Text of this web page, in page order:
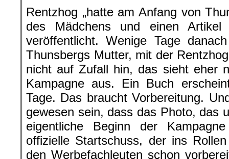
Rentzhog „hatte am Anfang von
des Mädchens und einen
veröffentlicht. Wenige Tage
Thunsbergs Mutter, mit der
nicht auf Zufall hin, das sieht eher
Kampagne aus. Ein Buch
Tage. Das braucht Vorbereitung.
gewesen sein, dass das Photo, das
eigentliche Beginn der
offizielle Startschuss, der ins
den Werbefachleuten schon